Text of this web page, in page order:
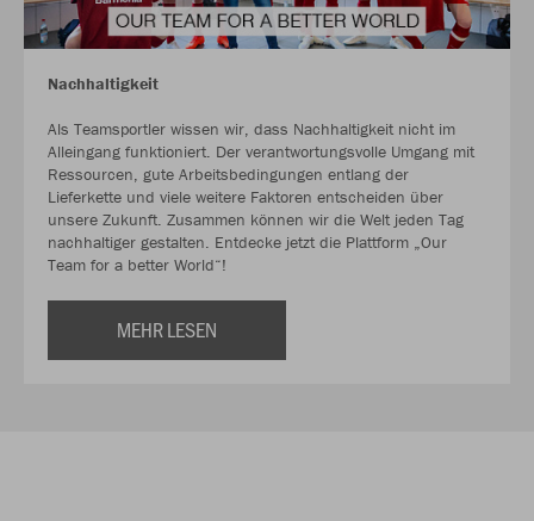
Nachhaltigkeit
Als Teamsportler wissen wir, dass Nachhaltigkeit nicht im
Alleingang funktioniert. Der verantwortungsvolle Umgang mit
Ressourcen, gute Arbeitsbedingungen entlang der
Lieferkette und viele weitere Faktoren entscheiden über
unsere Zukunft. Zusammen können wir die Welt jeden Tag
nachhaltiger gestalten. Entdecke jetzt die Plattform „Our
Team for a better World“!
MEHR LESEN